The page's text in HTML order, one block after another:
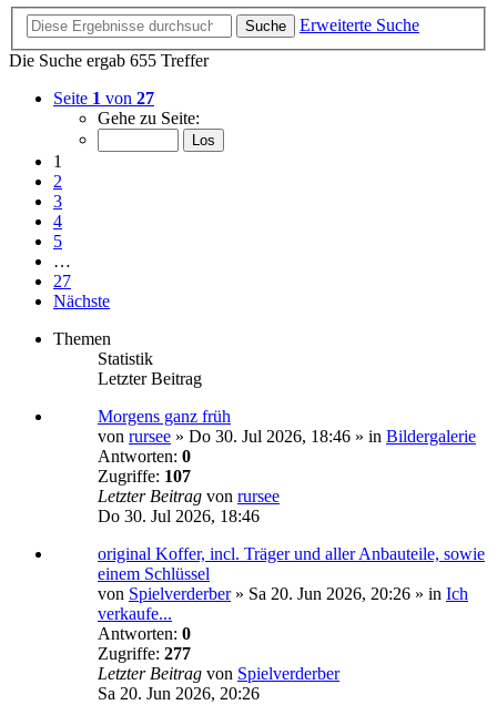
Suche
Erweiterte Suche
Die Suche ergab 655 Treffer
Seite 1 von 27
Gehe zu Seite:
1
2
3
4
5
…
27
Nächste
Themen
Statistik
Letzter Beitrag
Morgens ganz früh
von rursee » Do 30. Jul 2026, 18:46 » in Bildergalerie
Antworten: 0
Zugriffe: 107
Letzter Beitrag von rursee
Do 30. Jul 2026, 18:46
original Koffer, incl. Träger und aller Anbauteile, sowie
einem Schlüssel
von Spielverderber» Sa 20. Jun 2026, 20:26 » in Ich
verkaufe...
Antworten: 0
Zugriffe: 277
Letzter Beitrag von Spielverderber
Sa 20. Jun 2026, 20:26